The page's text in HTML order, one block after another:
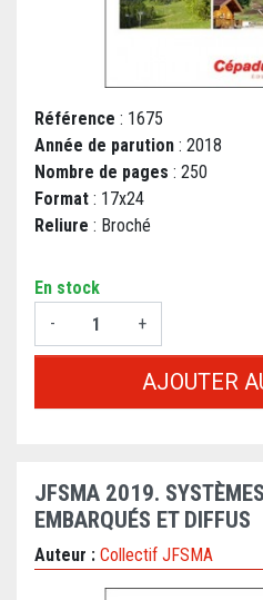
Référence : 1675
Année de parution : 2018
Nombre de pages : 250
Format : 17x24
Reliure : Broché
En stock
-
+
AJOUTER
JFSMA 2019.
EMBARQUÉS ET DIFFUS
Auteur : Collectif JFSMA